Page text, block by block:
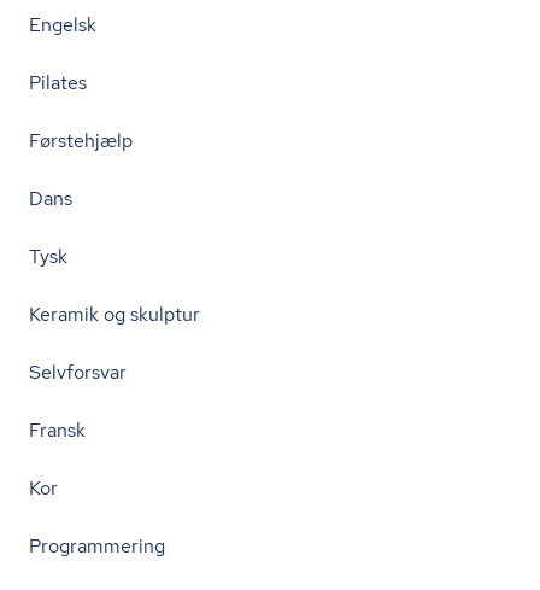
Engelsk
Pilates
Førstehjælp
Dans
Tysk
Keramik og skulptur
Selvforsvar
Fransk
Kor
Programmering